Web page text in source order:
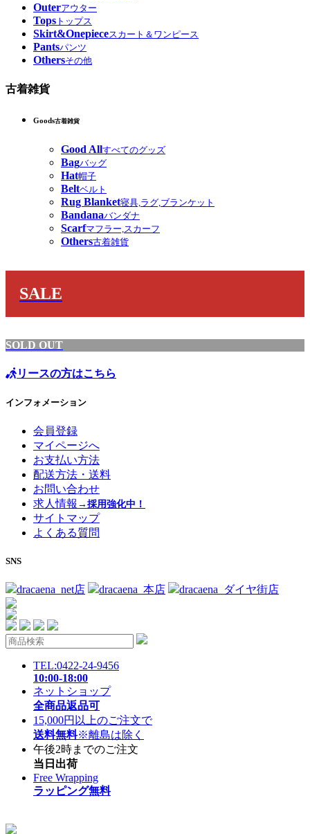
Outerアウター
Tops トップス
Skirt&Onepieceスカート＆ワンピース
Pantsパンツ
Othersその他
古着雑貨
Goods古着雑貨
Good Allすべてのグッズ
Bagバッグ
Hat帽子
Beltベルト
Rug Blanket寝具,ラグ,ブランケット
Bandanaバンダナ
Scarfマフラー,スカーフ
Others古着雑貨
SALE
SOLD OUT
リースの方はこちら
インフォメーション
会員登録
マイページへ
お支払い方法
配送方法・送料
お問い合わせ
求人情報 →採用強化中！
サイトマップ
よくある質問
SNS
dracaena_net店 dracaena_本店 dracaena_ダイヤ街店
TEL:0422-24-9456
10:00-18:00
ネットショップ
全商品返品可
15,000円以上のご注文で
送料無料※離島は除く
午後2時までのご注文
当日出荷
Free Wrapping
ラッピング無料